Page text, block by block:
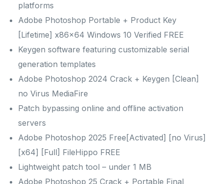
platforms
Adobe Photoshop Portable + Product Key
[Lifetime] x86x64 Windows 10 Verified FREE
Keygen software featuring customizable serial
generation templates
Adobe Photoshop 2024 Crack + Keygen [Clean]
no Virus MediaFire
Patch bypassing online and offline activation
servers
Adobe Photoshop 2025 Free[Activated] [no Virus]
[x64] [Full] FileHippo FREE
Lightweight patch tool – under 1 MB
Adobe Photoshop 25 Crack + Portable Final